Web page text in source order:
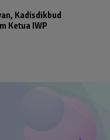
Kadisdikbud
Ketua IWP